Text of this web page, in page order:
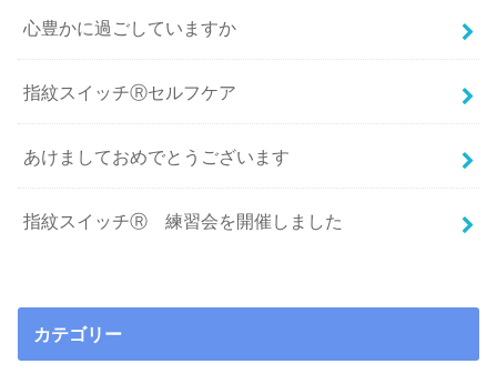
心豊かに過ごしていますか
指紋スイッチⓇセルフケア
あけましておめでとうございます
指紋スイッチⓇ 練習会を開催しました
カテゴリー